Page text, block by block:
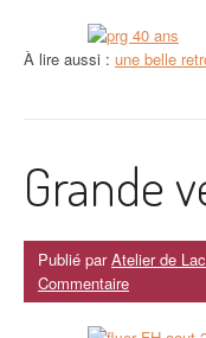
À lire aussi : une belle
Grande
Publié parAtelier de
Commentaire